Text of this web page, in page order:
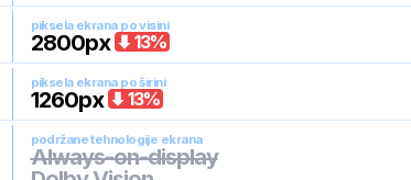
piksela ekrana po visini
2800px 13%
piksela ekrana po širini
1260px 13%
podržane tehnologije ekrana
Always-on-display